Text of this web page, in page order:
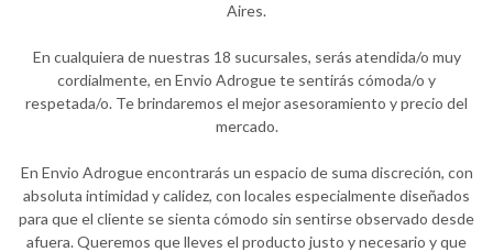
Aires.
En cualquiera de nuestras 18 sucursales, serás atendida/o muy
cordialmente, en Envio Adrogue te sentirás cómoda/o y
respetada/o. Te brindaremos el mejor asesoramiento y precio del
mercado.
En Envio Adrogue encontrarás un espacio de suma discreción, con
absoluta intimidad y calidez, con locales especialmente diseñados
para que el cliente se sienta cómodo sin sentirse observado desde
afuera. Queremos que lleves el producto justo y necesario y que